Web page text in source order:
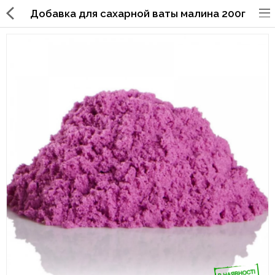
Добавка для сахарной ваты малина 200г
Упаковка для фаст
фуда,пиццерий,ресторанов
Стаканы, крышки, держатели,
трубочки
Упаковка для суши
Бумажные пакеты и уголки
Картонные коробки
Коробки для кондитерских
изделий